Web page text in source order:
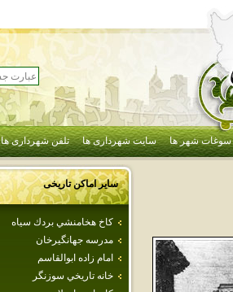
سوغات شهر ها سایت شهرداری ها تلفن شهرداری ها
سایر اماکن تاریخی
كاخ هخامنشي بردك سياه
مدرسه‌ جهانگيرخان‌
امام‌ زاده‌ ابوالقاسم‌
خانه تاريخي سوزنگر